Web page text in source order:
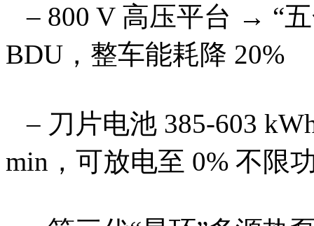
– 800 V 高压平台 → “
BDU，整车能耗降 20%
– 刀片电池 385-603
min，可放电至 0% 不限